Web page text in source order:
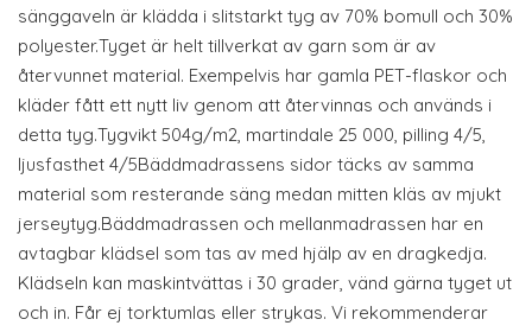
sänggaveln är klädda i slitstarkt tyg av 70% bomull och 30%
polyester.Tyget är helt tillverkat av garn som är av
återvunnet material. Exempelvis har gamla PET-flaskor och
kläder fått ett nytt liv genom att återvinnas och används i
detta tyg.Tygvikt 504g/m2, martindale 25 000, pilling 4/5,
ljusfasthet 4/5Bäddmadrassens sidor täcks av samma
material som resterande säng medan mitten kläs av mjukt
jerseytyg.Bäddmadrassen och mellanmadrassen har en
avtagbar klädsel som tas av med hjälp av en dragkedja.
Klädseln kan maskintvättas i 30 grader, vänd gärna tyget ut
och in. Får ej torktumlas eller strykas. Vi rekommenderar